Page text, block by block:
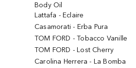
Body Oil
Lattafa - Eclaire
Casamorati - Erba Pura
TOM FORD - Tobacco Vanille
TOM FORD - Lost Cherry
Carolina Herrera - La Bomba